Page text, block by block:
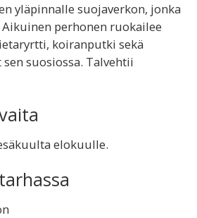
yläpinnalle suojaverkon, jonka
perhonen ruokailee
koiranputki sekä
suosiossa. Talvehtii
elokuulle.